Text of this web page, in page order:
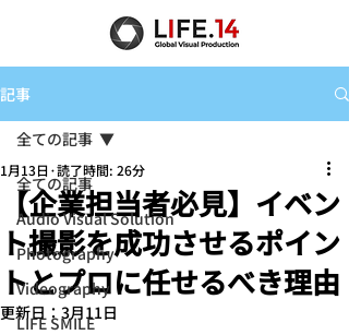
記事
全ての記事
Audio Visual Solution
Photography
Videography
LIFE SMILE
全ての記事
【企業担当者必見】イベン
ト撮影を成功させるポイン
トとプロに任せるべき理由
1月13日 読了時間: 26分
更新日： 3月11日